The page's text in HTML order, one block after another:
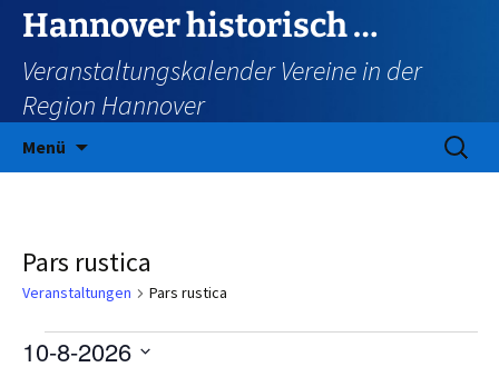
Zum
Inhalt
springen
Hannover historisch …
Veranstaltungskalender Vereine in der
Region Hannover
Menü
Suchen
nach:
Pars rustica
Veranstaltungen Pars rustica
Veranstaltungen
10-8-2026